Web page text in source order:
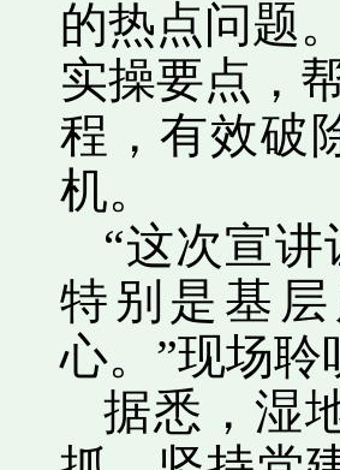
的热点问题
实操要点，
程，有效破
机。
“这次宣
特别是基
心。”现场
据悉，湿